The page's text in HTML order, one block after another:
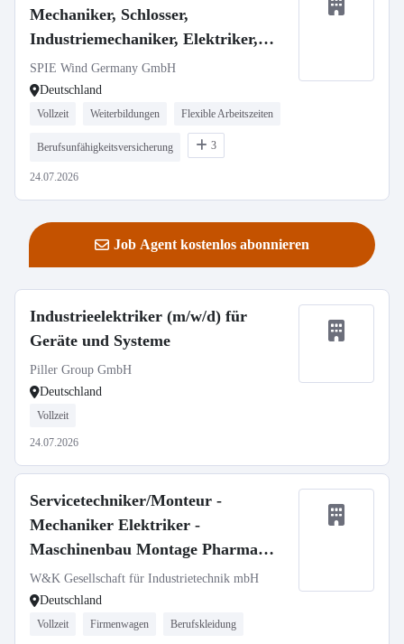
Mechaniker, Schlosser,
Industriemechaniker, Elektriker,
Techniker m/w/d
SPIE Wind Germany GmbH
Deutschland
Vollzeit Weiterbildungen Flexible Arbeitszeiten
Berufsunfähigkeitsversicherung 3
24.07.2026
Job Agent kostenlos abonnieren
Industrieelektriker (m/w/d) für
Geräte und Systeme
Piller Group GmbH
Deutschland
Vollzeit
24.07.2026
Servicetechniker/Monteur -
Mechaniker Elektriker -
Maschinenbau Montage Pharma
Medizintechnik (m/w/d)
W&K Gesellschaft für Industrietechnik mbH
Deutschland
Vollzeit Firmenwagen Berufskleidung